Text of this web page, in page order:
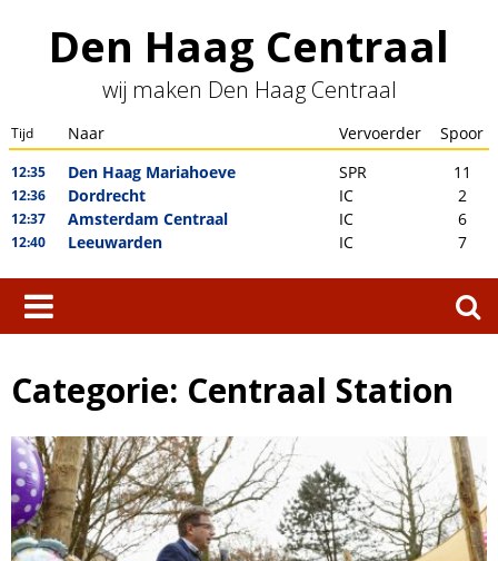
contentDen Haag Centraal
wij maken Den Haag Centraal
Zoeken
naar:
Categorie: Centraal Station